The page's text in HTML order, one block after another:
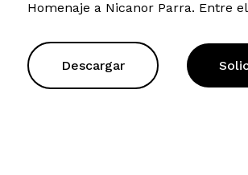
Homenaje a Nicanor Parra. Entre
Descargar